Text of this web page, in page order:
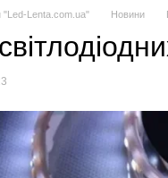
"Led-Lenta.com.ua" Новини